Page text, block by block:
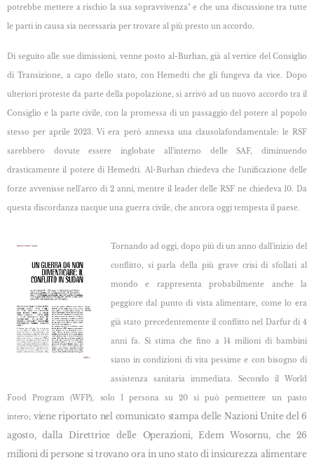
potrebbe mettere a rischio la sua sopravvivenza" e che una discussione tra tutte
le parti in causa sia necessaria per trovare al più presto un accordo.
Di seguito alle sue dimissioni, venne posto al-Burhan, già al vertice del Consiglio
di Transizione, a capo dello stato, con Hemedti che gli fungeva da vice. Dopo
ulteriori proteste da parte della popolazione, si arrivò ad un nuovo accordo tra il
Consiglio e la parte civile, con la promessa di un passaggio del potere al popolo
stesso per aprile 2023. Vi era però annessa una clausolafondamentale: le RSF
sarebbero dovute essere inglobate all'interno delle SAF, diminuendo
drasticamente il potere di Hemedti. Al-Burhan chiedeva che l'unificazione delle
forze avvenisse nell'arco di 2 anni, mentre il leader delle RSF ne chiedeva 10. Da
questa discordanza nacque una guerra civile, che ancora oggi tempesta il paese.
Tornando ad oggi, dopo più di un anno dall'inizio del
conflitto, si parla della più grave crisi disfollati al
mondo e rappresenta probabilmente anche la
peggiore dal punto di vista alimentare, come lo era
già stato precedentemente il conflitto nel Darfur di 4
anni fa. Si stima che fino a 14 milioni di bambini
siano in condizioni di vita pessime e con bisogno di
assistenza sanitaria immediata.Secondo il World
Food Program (WFP), solo 1 persona su 20 si può permettere un pasto
intero; viene riportato nel comunicato stampa delle Nazioni Unite del 6
agosto, dalla Direttrice delle Operazioni, Edem Wosornu, che 26
milioni di persone si trovano ora in uno stato di insicurezza alimentare